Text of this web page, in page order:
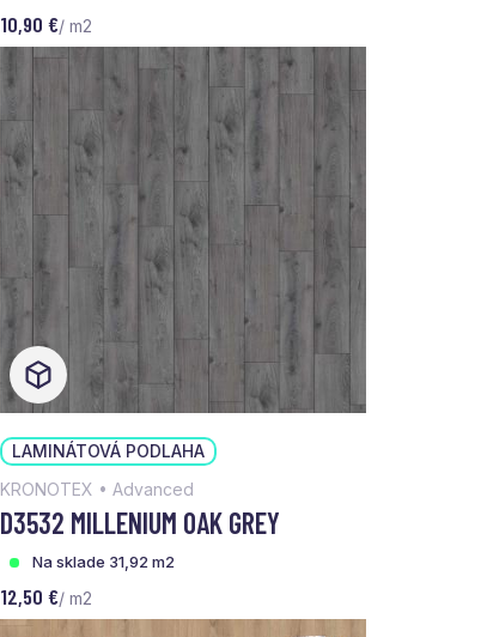
10,90 €/ m2
LAMINÁTOVÁ PODLAHA
KRONOTEX • Advanced
D3532 MILLENIUM OAK GREY
Na sklade 31,92 m2
12,50 €/ m2